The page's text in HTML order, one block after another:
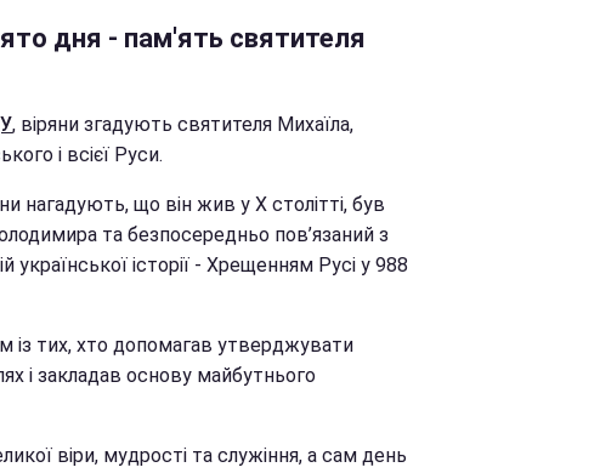
дня - пам'ять святителя
, віряни згадують святителя Михаїла,
і всієї Руси.
нагадують, що він жив у Х столітті, був
та безпосередньо пов’язаний з
української історії - Хрещенням Русі у 988
із тих, хто допомагав утверджувати
і закладав основу майбутнього
віри, мудрості та служіння, а сам день